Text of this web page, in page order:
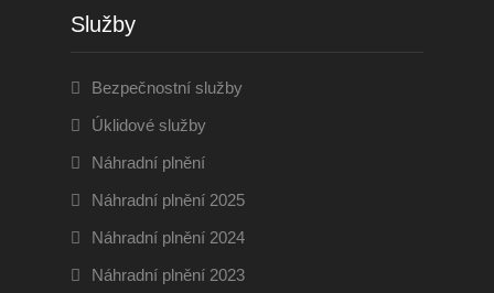
Služby
Bezpečnostní služby
Úklidové služby
Náhradní plnění
Náhradní plnění 2025
Náhradní plnění 2024
Náhradní plnění 2023